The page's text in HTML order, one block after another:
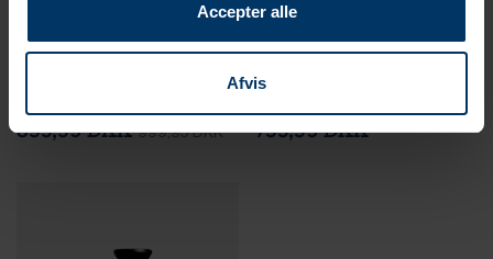
Accepter alle
Afvis
899,95 DKK999,95 DKK
IKAPE One-Press Spring-
Back Espresso WDT Tool 58
mm Sort
799,95 DKK